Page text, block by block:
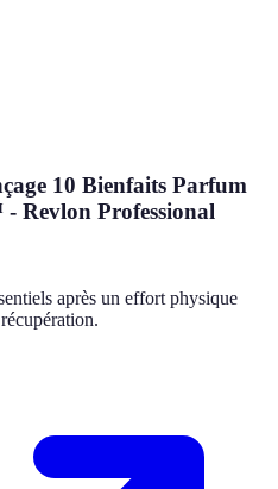
10 Bienfaits Parfum
Revlon Professional
après un effort physique